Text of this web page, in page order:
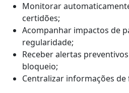
Monitorar
certidões;
Acompanhar impactos de
regularidade;
Receber alertas
bloqueio;
Centralizar informações de